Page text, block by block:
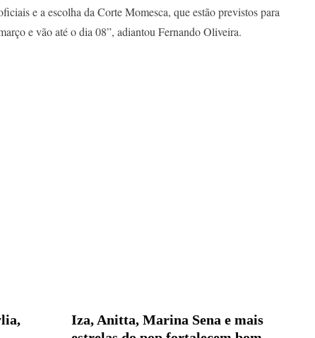
e a escolha da Corte Momesca, que estão previstos para
e vão até o dia 08”, adiantou Fernando Oliveira.
Iza, Anitta, Marina Sena e mais